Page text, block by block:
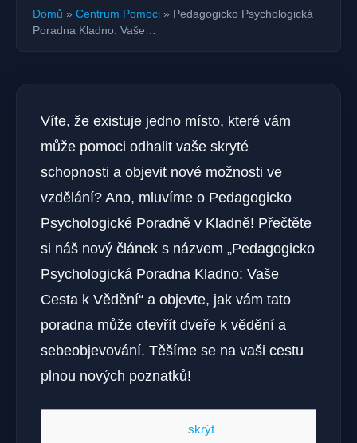
Domů » Centrum Pomoci » Pedagogicko Psychologická
Poradna Kladno: Vaše…
Víte, že existuje jedno místo, které vám
může pomoci odhalit vaše skryté
schopnosti a objevit nové možnosti ve
vzdělání? Ano, mluvíme o Pedagogicko
Psychologické Poradně v Kladně! Přečtěte
si náš nový článek s názvem „Pedagogicko
Psychologická Poradna Kladno: Vaše
Cesta k Vědění“ a objevte, jak vám tato
poradna může otevřít dveře k vědění a
sebeobjevování. Těšíme se na vaši cestu
plnou nových poznatků!
skrýt]